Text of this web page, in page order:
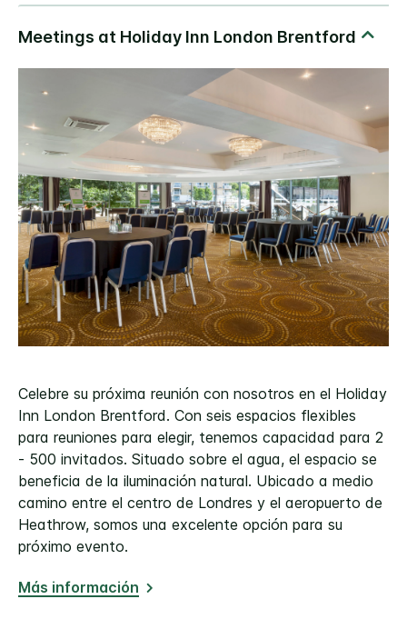
Celebre su próxima reunión con nosotros en el Holiday
Inn London Brentford. Con seis espacios flexibles
para reuniones para elegir, tenemos capacidad para 2
- 500 invitados. Situado sobre el agua, el espacio se
beneficia de la iluminación natural. Ubicado a medio
camino entre el centro de Londres y el aeropuerto de
Heathrow, somos una excelente opción para su
próximo evento.
Más información